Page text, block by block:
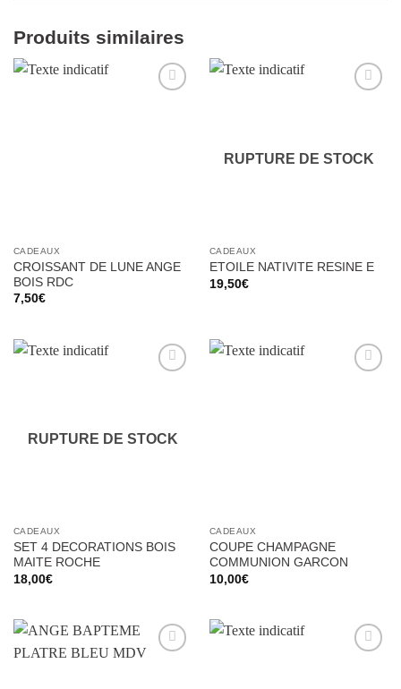
Produits similaires
CADEAUX
CROISSANT DE LUNE ANGE
BOIS RDC
7,50€
RUPTURE DE STOCK
CADEAUX
ETOILE NATIVITE RESINE E
19,50€
RUPTURE DE STOCK
CADEAUX
SET 4 DECORATIONS BOIS
MAITE ROCHE
18,00€
CADEAUX
COUPE CHAMPAGNE
COMMUNION GARCON
10,00€